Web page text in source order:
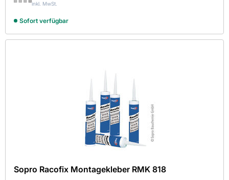
inkl. MwSt.
Sofort verfügbar
Sopro Racofix Montagekleber RMK 818